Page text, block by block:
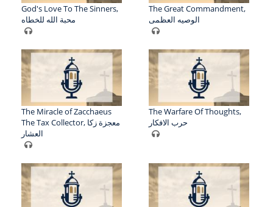
God's Love To The Sinners,
محبة الله للخطاه
The Great Commandment,
الوصيه العظمى
The Miracle of Zacchaeus
The Tax Collector, معجزة زكا
العشار
The Warfare Of Thoughts,
حرب الافكار